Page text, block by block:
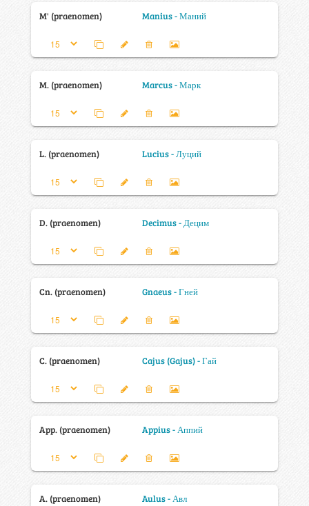
M' (praenomen) Manius - Маний
M. (praenomen) Marcus - Марк
L. (praenomen) Lucius - Луций
D. (praenomen) Decimus - Децим
Cn. (praenomen) Gnaeus - Гней
C. (praenomen) Cajus (Gajus) - Гай
App. (praenomen) Appius - Аппий
A. (praenomen) Aulus - Авл